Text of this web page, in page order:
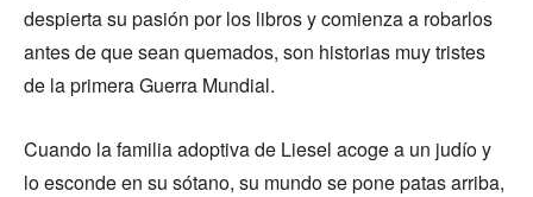
despierta su pasión por los libros y comienza a robarlos
antes de que sean quemados, son historias muy tristes
de la primera Guerra Mundial.
Cuando la familia adoptiva de Liesel acoge a un judío y
lo esconde en su sótano, su mundo se pone patas arriba,